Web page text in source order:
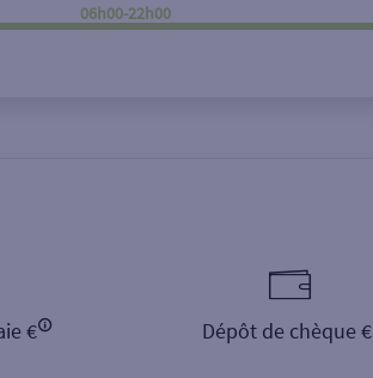
06h00-22h00
€ Dépôt de chèque €